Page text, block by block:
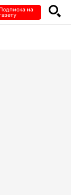
Подписка на